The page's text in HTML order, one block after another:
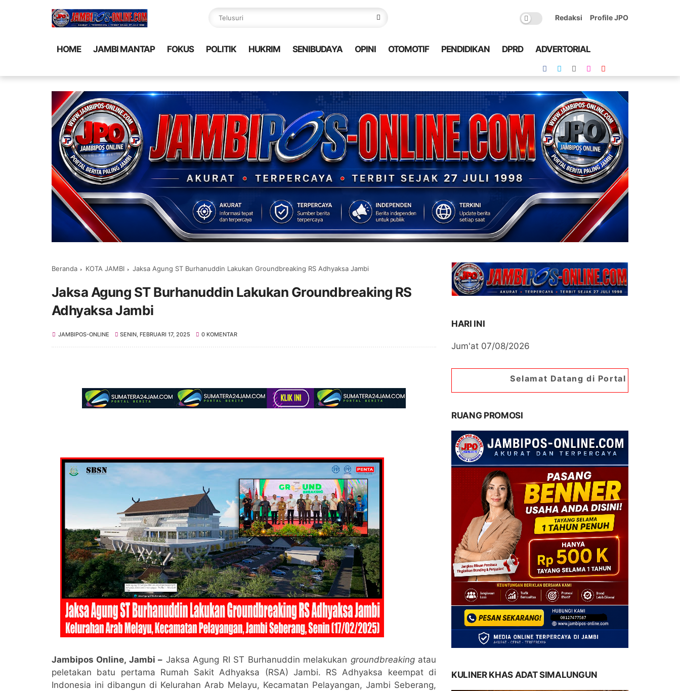
Redaksi Profile JPO
HOME JAMBI MANTAP FOKUS POLITIK HUKRIM SENIBUDAYA OPINI OTOMOTIF PENDIDIKAN DPRD ADVERTORIAL
Beranda KOTA JAMBI Jaksa Agung ST Burhanuddin Lakukan Groundbreaking RS Adhyaksa Jambi
Jaksa Agung ST Burhanuddin Lakukan Groundbreaking RS
Adhyaksa Jambi
JAMBIPOS-ONLINE SENIN, FEBRUARI 17, 2025 0 KOMENTAR
Jambipos Online, Jambi – Jaksa Agung RI ST Burhanuddin melakukan groundbreakingatau
peletakan batu pertama Rumah Sakit Adhyaksa (RSA) Jambi. RS Adhyaksa keempat di
Indonesia ini dibangun di Kelurahan Arab Melayu, Kecamatan Pelayangan, Jambi Seberang,
HARI INI
Jum'at 07/08/2026
Selamat Datang di Portal Berita Jambipos
RUANG PROMOSI
KULINER KHAS ADAT SIMALUNGUN